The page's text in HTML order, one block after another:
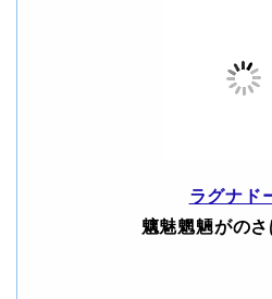
ラグナド
魑魅魍魎がの